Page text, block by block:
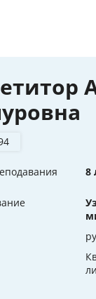
8